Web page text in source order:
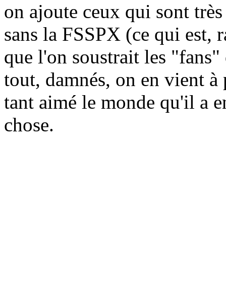
on ajoute ceux qui sont
sans la FSSPX (ce qui
que l'on soustrait les
tout, damnés, on en vient
tant aimé le monde qu'il a
chose.